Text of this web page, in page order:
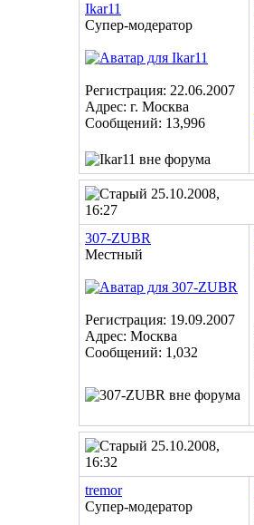
Ikar11
Супер-модератор
Регистрация: 22.06.2007
Адрес: г. Москва
Сообщений: 13,996
25.10.2008,
16:27
307-ZUBR
Местный
Регистрация: 19.09.2007
Адрес: Москва
Сообщений: 1,032
25.10.2008,
16:32
tremor
Супер-модератор